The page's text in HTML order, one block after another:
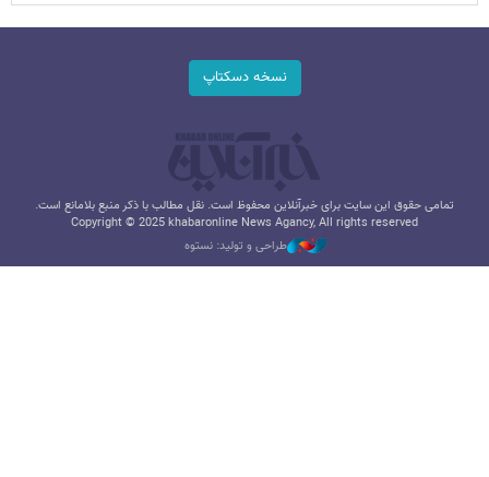
نسخه دسکتاپ
تمامی حقوق این سایت برای خبرآنلاین محفوظ است. نقل مطالب با ذکر منبع بلامانع است.
Copyright © 2025 khabaronline News Agancy, All rights reserved
طراحی و تولید: نستوه